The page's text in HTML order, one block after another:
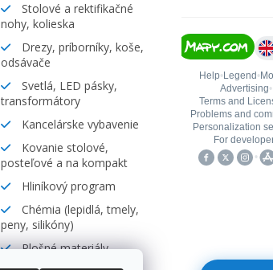
Stolové a rektifikačné
nohy, kolieska
Drezy, príborníky, koše,
odsávače
Svetlá, LED pásky,
transformátory
Kancelárske vybavenie
Kovanie stolové,
posteľové a na kompakt
Hliníkový program
Chémia (lepidlá, tmely,
peny, silikóny)
Plošné materiály,